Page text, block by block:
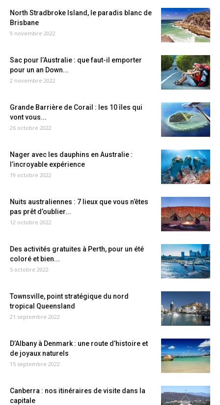
North Stradbroke Island, le paradis blanc de
Brisbane
9 novembre 2022
Sac pour l’Australie : que faut-il emporter
pour un an Down...
2 novembre 2022
Grande Barrière de Corail : les 10 îles qui
vont vous...
26 octobre 2022
Nager avec les dauphins en Australie :
l’incroyable expérience
19 octobre 2022
Nuits australiennes : 7 lieux que vous n’êtes
pas prêt d’oublier...
12 octobre 2022
Des activités gratuites à Perth, pour un été
coloré et bien...
5 octobre 2022
Townsville, point stratégique du nord
tropical Queensland
21 septembre 2022
D’Albany à Denmark : une route d’histoire et
de joyaux naturels
15 septembre 2022
Canberra : nos itinéraires de visite dans la
capitale